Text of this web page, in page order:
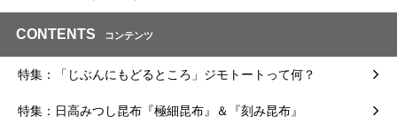
CONTENTS コンテンツ
特集：「じぶんにもどるところ」ジモトートって何？
特集：日高みつし昆布『極細昆布』＆『刻み昆布』